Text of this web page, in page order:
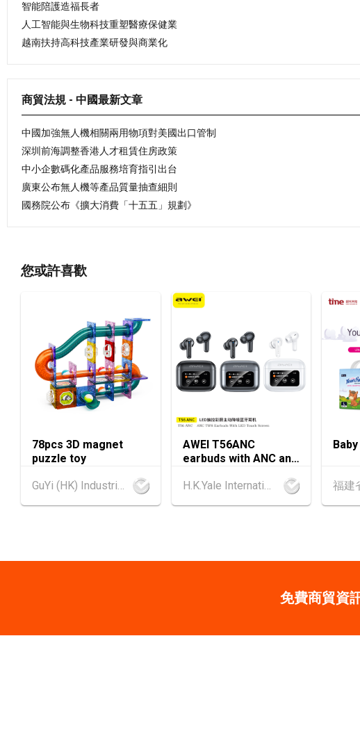
智能陪護造福長者
人工智能與生物科技重塑醫療保健業
越南扶持高科技產業研發與商業化
商貿法規 - 中國最新文章
中國加強無人機相關兩用物項對美國出口管制
深圳前海調整香港人才租賃住房政策
中小企數碼化產品服務培育指引出台
廣東公布無人機等產品質量抽查細則
國務院公布《擴大消費「十五五」規劃》
您或許喜歡
78pcs 3D magnet
puzzle toy
GuYi (HK) Industrial Co.,Limited
AWEI T56ANC
earbuds with ANC and
H.K.Yale International Industry Co., Limited
免費商貿資